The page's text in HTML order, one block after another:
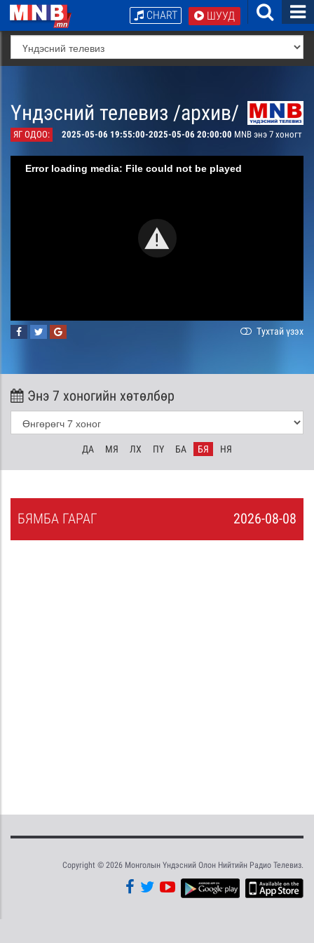
ШУУД
CHART
Үндэсний телевиз /архив/
ЯГ ОДОО: 2025-05-06 19:55:00-2025-05-06 20:00:00 MNB энэ 7 хоногт
Error loading media: File could not be played
Тухтай үзэх
Энэ 7 хоногийн хөтөлбөр
ДА МЯ ЛХ ПҮ БА БЯ НЯ
2026-08-08
БЯМБА ГАРАГ
Copyright © 2026 Монголын Үндэсний Олон Нийтийн Радио Телевиз.